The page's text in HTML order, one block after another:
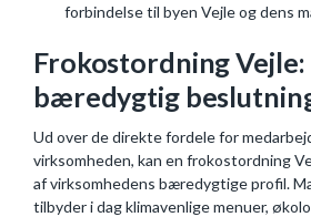
forbindelse til byen Vejle og dens
Frokostordning Vejle:
bæredygtig
Ud over de direkte fordele for
virksomheden, kan en frokostordning
af virksomhedens bæredygtige profil.
tilbyder i dag klimavenlige menuer,